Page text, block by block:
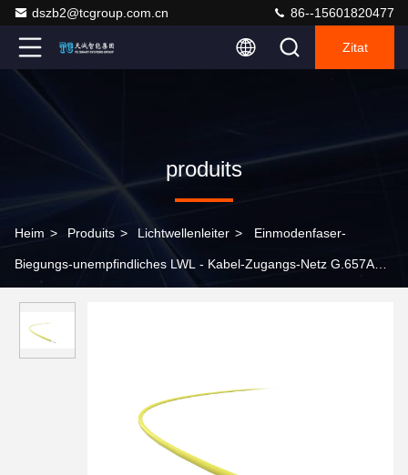
dszb2@tcgroup.com.cn 86--15601820477
Zitat
produits
Heim > Produits > Lichtwellenleiter > Einmodenfaser-
Biegungs-unempfindliches LWL - Kabel-Zugangs-Netz G.657A2